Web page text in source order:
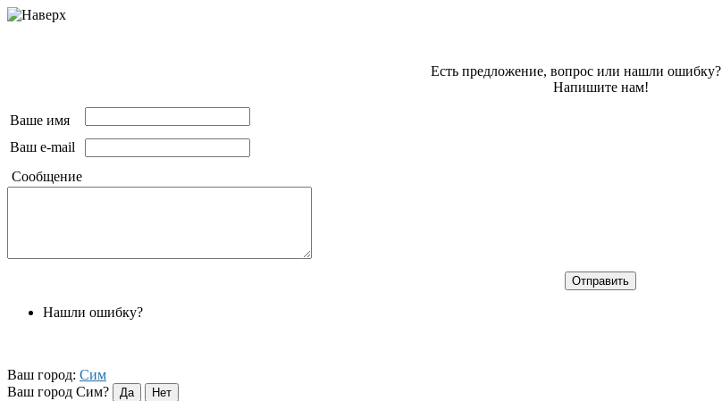
Есть предложение, вопрос или нашли ошибку?
Напишите нам!
Ваше имя
Ваш e-mail
Сообщение
Нашли ошибку?
Ваш город: Сим
Ваш город Сим?